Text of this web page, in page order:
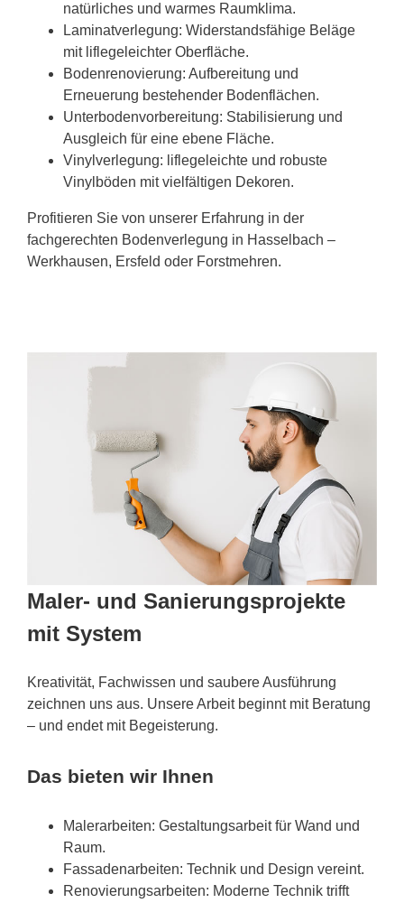
natürliches und warmes Raumklima.
Laminatverlegung: Widerstandsfähige Beläge
mit liflegeleichter Oberfläche.
Bodenrenovierung: Aufbereitung und
Erneuerung bestehender Bodenflächen.
Unterbodenvorbereitung: Stabilisierung und
Ausgleich für eine ebene Fläche.
Vinylverlegung: liflegeleichte und robuste
Vinylböden mit vielfältigen Dekoren.
Profitieren Sie von unserer Erfahrung in der
fachgerechten Bodenverlegung in Hasselbach –
Werkhausen, Ersfeld oder Forstmehren.
Maler- und Sanierungsprojekte
mit System
Kreativität, Fachwissen und saubere Ausführung
zeichnen uns aus. Unsere Arbeit beginnt mit Beratung
– und endet mit Begeisterung.
Das bieten wir Ihnen
Malerarbeiten: Gestaltungsarbeit für Wand und
Raum.
Fassadenarbeiten: Technik und Design vereint.
Renovierungsarbeiten: Moderne Technik trifft